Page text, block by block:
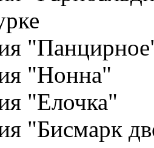
"Нонна"
"Елочка"
"Бисмарк